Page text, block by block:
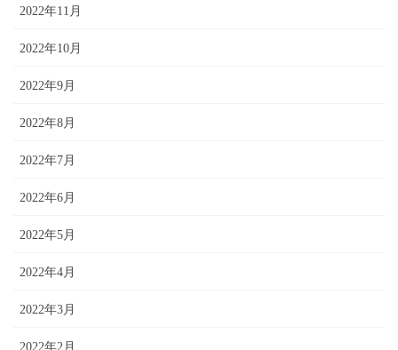
2022年11月
2022年10月
2022年9月
2022年8月
2022年7月
2022年6月
2022年5月
2022年4月
2022年3月
2022年2月